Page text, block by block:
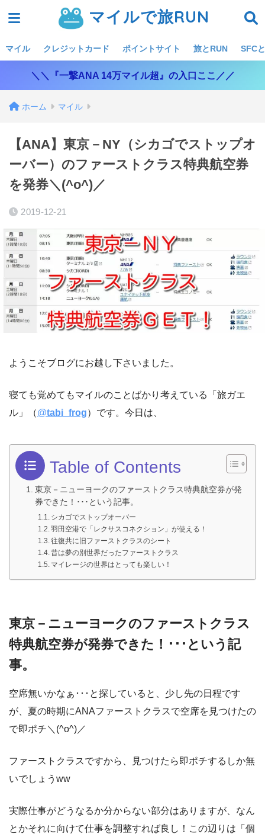
マイルで旅RUN
マイル クレジットカード ポイントサイト 旅とRUN SFC
＼＼『一撃ANA 14万マイル超』の入口ここ／／
ホーム マイル
【ANA】東京－NY（シカゴでストップオ
ーバー）のファーストクラス特典航空券
を発券＼(^o^)／
2019-12-21
ようこそブログにお越し下さいました。
寝ても覚めてもマイルのことばかり考えている「旅ガエ
ル」（@tabi_frog）です。今日は、
Table of Contents
東京－ニューヨークのファーストクラス特典航空券が発
券できた！･･･という記事。
シカゴでストップオーバー
羽田空港で「レクサスコネクション」が使える！
往復共に旧ファーストクラスのシート
昔は夢の別世界だったファーストクラス
マイレージの世界はとっても楽しい！
東京－ニューヨークのファーストクラス
特典航空券が発券できた！･･･という記
事。
空席無いかなぁ･･･と探していると、少し先の日程です
が、夏の時期にANAファーストクラスで空席を見つけたの
で即ポチ＼(^o^)／
ファーストクラスですから、見つけたら即ポチするしか無
いでしょうww
実際仕事がどうなるか分からない部分はありますが、なん
とかそれに向けて仕事を調整すれば良し！この辺りは「個